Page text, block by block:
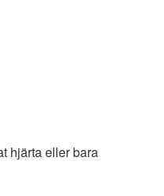
hjärta eller bara